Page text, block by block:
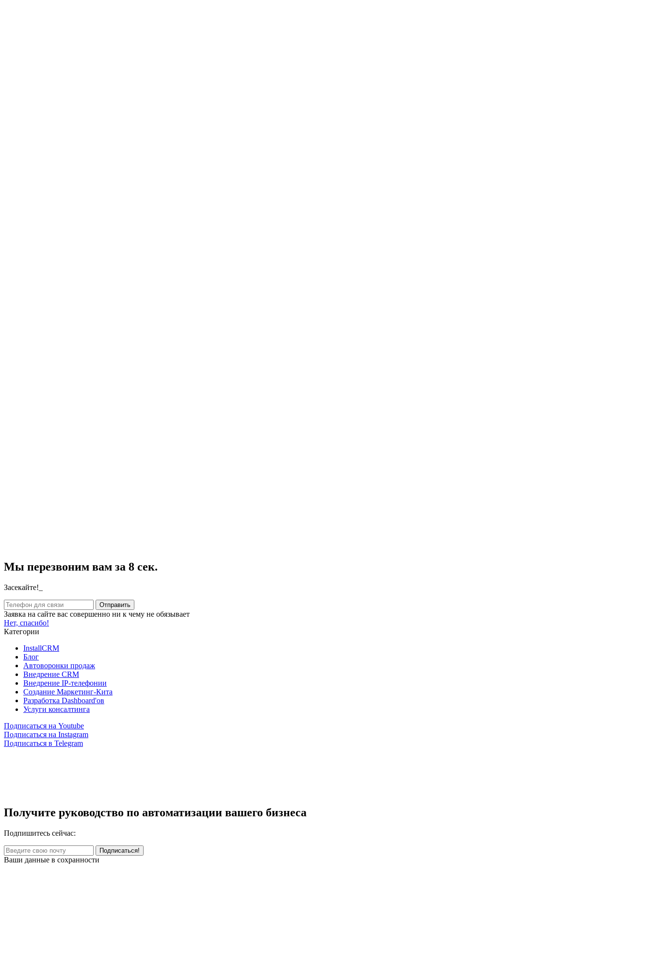
Мы перезвоним вам за 8 сек.
Засекайте!_
Заявка на сайте вас совершенно ни к чему не обязывает
Нет, спасибо!
Категории
InstallCRM
Блог
Автоворонки продаж
Внедрение CRM
Внедрение IP-телефонии
Создание Маркетинг-Кита
Разработка Dashboard'ов
Услуги консалтинга
Подписаться на Youtube
Подписаться на Instagram
Подписаться в Telegram
Получите руководство по автоматизации вашего бизнеса
Подпишитесь сейчас:
Ваши данные в сохранности